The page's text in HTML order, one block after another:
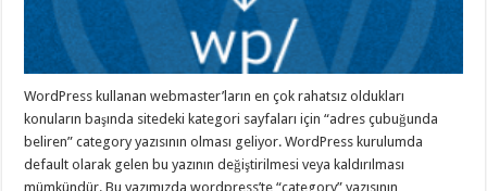
WordPress kullanan webmaster’ların en çok rahatsız oldukları
konuların başında sitedeki kategori sayfaları için “adres çubuğunda
beliren” category yazısının olması geliyor. WordPress kurulumda
default olarak gelen bu yazının değiştirilmesi veya kaldırılması
mümkündür. Bu yazımızda wordpress’te “category” yazısının